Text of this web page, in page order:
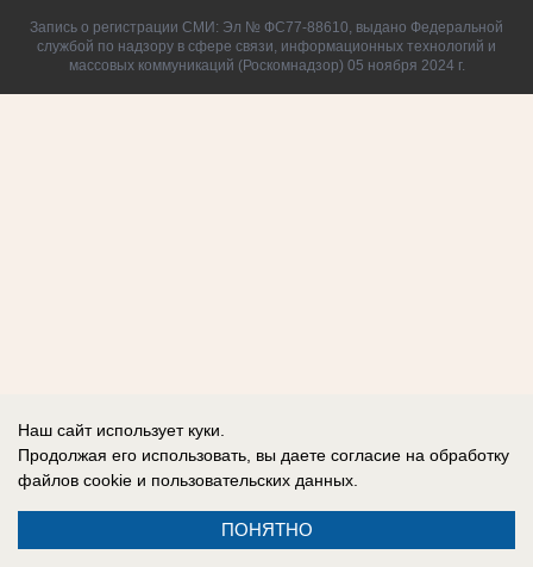
Запись о регистрации СМИ: Эл № ФС77-88610, выдано Федеральной
службой по надзору в сфере связи, информационных технологий и
массовых коммуникаций (Роскомнадзор) 05 ноября 2024 г.
Наш сайт использует куки.
Продолжая его использовать, вы даете согласие на обработку
файлов cookie и пользовательских данных.
ПОНЯТНО